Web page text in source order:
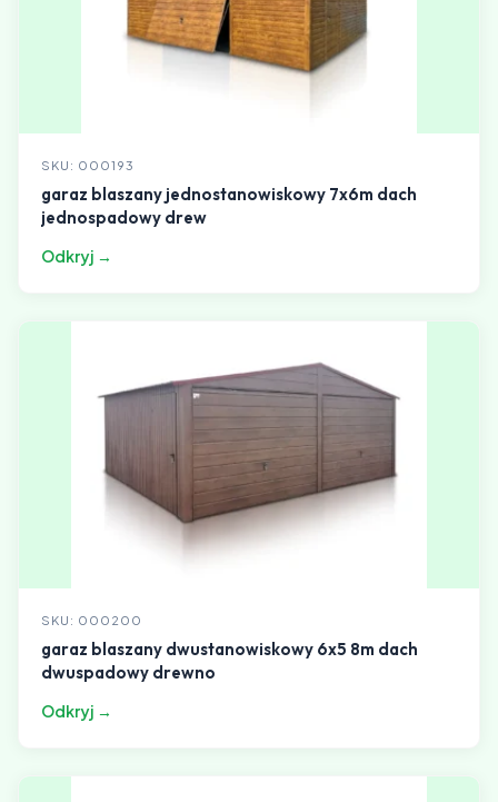
SKU: 000193
garaz blaszany jednostanowiskowy 7x6m dach
jednospadowy drew
Odkryj →
SKU: 000200
garaz blaszany dwustanowiskowy 6x5 8m dach
dwuspadowy drewno
Odkryj →